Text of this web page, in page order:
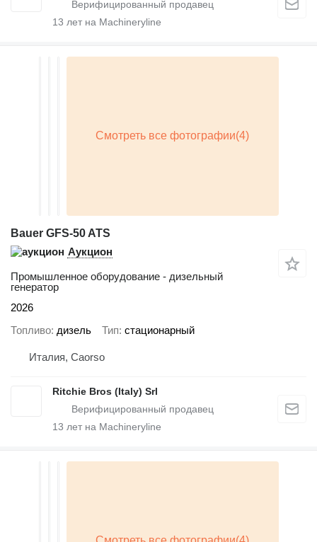
13 лет на Machineryline
Bauer GFS-50 ATS
Аукцион
Промышленное оборудование - дизельный
генератор
2026
Топливо дизель Тип стационарный
Италия, Caorso
Ritchie Bros (Italy) Srl
13 лет на Machineryline